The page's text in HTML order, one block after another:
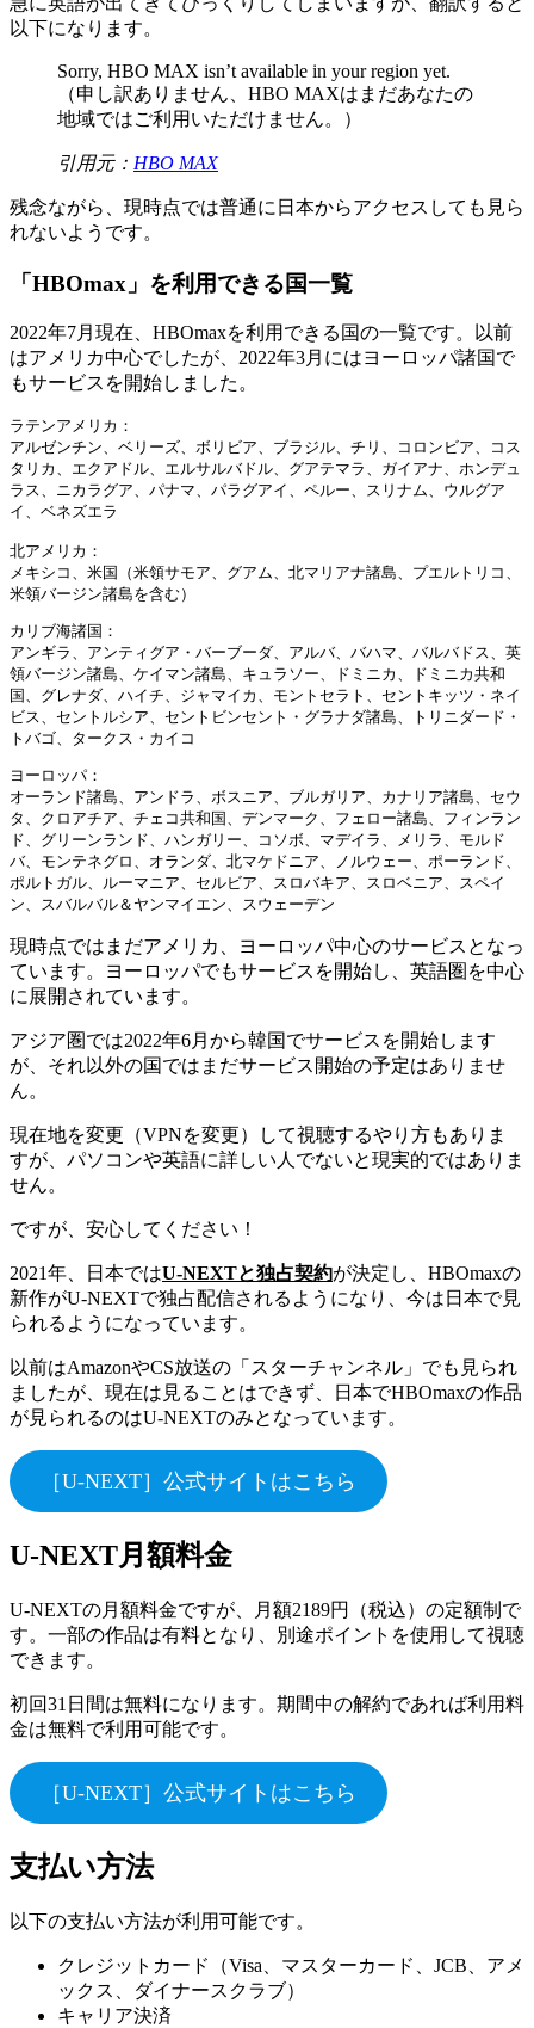
以下になります。
Sorry, HBO MAX isn’t available in your region yet.
（申し訳ありません、HBO MAXはまだあなたの
地域ではご利用いただけません。）
引用元： HBO MAX
残念ながら、現時点では普通に日本からアクセスしても見ら
れないようです。
「HBOmax」を利用できる国一覧
2022年7月現在、HBOmaxを利用できる国の一覧です。以前
はアメリカ中心でしたが、2022年3月にはヨーロッパ諸国で
もサービスを開始しました。
ラテンアメリカ：
アルゼンチン、ベリーズ、ボリビア、ブラジル、チリ、コロンビア、コス
タリカ、エクアドル、エルサルバドル、グアテマラ、ガイアナ、ホンデュ
ラス、ニカラグア、パナマ、パラグアイ、ペルー、スリナム、ウルグア
イ、ベネズエラ
北アメリカ：
メキシコ、米国（米領サモア、グアム、北マリアナ諸島、プエルトリコ、
米領バージン諸島を含む）
カリブ海諸国：
アンギラ、アンティグア・バーブーダ、アルバ、バハマ、バルバドス、英
領バージン諸島、ケイマン諸島、キュラソー、ドミニカ、ドミニカ共和
国、グレナダ、ハイチ、ジャマイカ、モントセラト、セントキッツ・ネイ
ビス、セントルシア、セントビンセント・グラナダ諸島、トリニダード・
トバゴ、タークス・カイコ
ヨーロッパ：
オーランド諸島、アンドラ、ボスニア、ブルガリア、カナリア諸島、セウ
タ、クロアチア、チェコ共和国、デンマーク、フェロー諸島、フィンラン
ド、グリーンランド、ハンガリー、コソボ、マデイラ、メリラ、モルド
バ、モンテネグロ、オランダ、北マケドニア、ノルウェー、ポーランド、
ポルトガル、ルーマニア、セルビア、スロバキア、スロベニア、スペイ
ン、スバルバル＆ヤンマイエン、スウェーデン
現時点ではまだアメリカ、ヨーロッパ中心のサービスとなっ
ています。ヨーロッパでもサービスを開始し、英語圏を中心
に展開されています。
アジア圏では2022年6月から韓国でサービスを開始します
が、それ以外の国ではまだサービス開始の予定はありませ
ん。
現在地を変更（VPNを変更）して視聴するやり方もありま
すが、パソコンや英語に詳しい人でないと現実的ではありま
せん。
ですが、安心してください！
2021年、日本ではU-NEXTと独占契約が決定し、HBOmaxの
新作がU-NEXTで独占配信されるようになり、今は日本で見
られるようになっています。
以前はAmazonやCS放送の「スターチャンネル」でも見られ
ましたが、現在は見ることはできず、日本でHBOmaxの作品
が見られるのはU-NEXTのみとなっています。
［U-NEXT］公式サイトはこちら
U-NEXT月額料金
U-NEXTの月額料金ですが、月額2189円（税込）の定額制で
す。一部の作品は有料となり、別途ポイントを使用して視聴
できます。
初回31日間は無料になります。期間中の解約であれば利用料
金は無料で利用可能です。
［U-NEXT］公式サイトはこちら
支払い方法
以下の支払い方法が利用可能です。
クレジットカード（Visa、マスターカード、JCB、アメ
ックス、ダイナースクラブ）
キャリア決済